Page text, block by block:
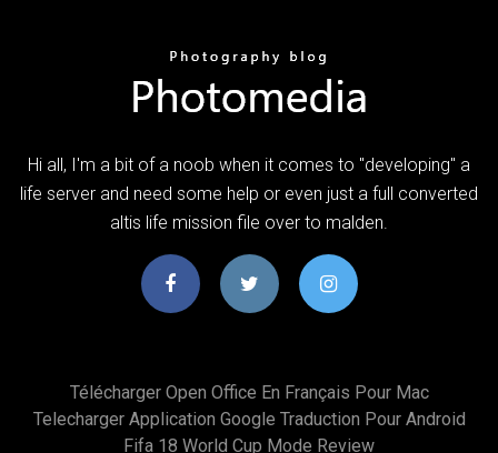
Hi all, I'm a bit of a noob when it comes to "developing" a
life server and need some help or even just a full converted
altis life mission file over to malden.
Télécharger Open Office En Français Pour Mac
Telecharger Application Google Traduction Pour Android
Fifa 18 World Cup Mode Review